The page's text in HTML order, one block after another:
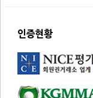
인증현황